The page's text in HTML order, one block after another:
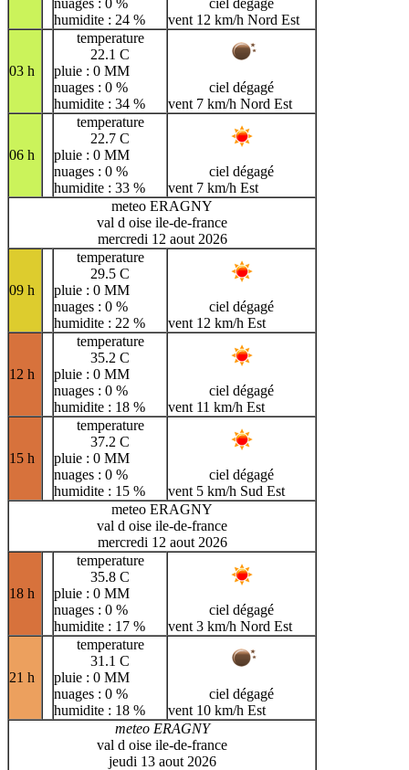
humidite : 24 %
vent 12 km/h Nord Est
03 h
temperature
22.1 C
pluie : 0 MM
nuages : 0 %
humidite : 34 %
ciel dégagé
vent 7 km/h Nord Est
06 h
temperature
22.7 C
pluie : 0 MM
nuages : 0 %
humidite : 33 %
ciel dégagé
vent 7 km/h Est
meteo ERAGNY
val d oise ile-de-france
mercredi 12 aout 2026
09 h
temperature
29.5 C
pluie : 0 MM
nuages : 0 %
humidite : 22 %
ciel dégagé
vent 12 km/h Est
12 h
temperature
35.2 C
pluie : 0 MM
nuages : 0 %
humidite : 18 %
ciel dégagé
vent 11 km/h Est
15 h
temperature
37.2 C
pluie : 0 MM
nuages : 0 %
humidite : 15 %
ciel dégagé
vent 5 km/h Sud Est
meteo ERAGNY
val d oise ile-de-france
mercredi 12 aout 2026
18 h
temperature
35.8 C
pluie : 0 MM
nuages : 0 %
humidite : 17 %
ciel dégagé
vent 3 km/h Nord Est
21 h
temperature
31.1 C
pluie : 0 MM
nuages : 0 %
humidite : 18 %
ciel dégagé
vent 10 km/h Est
meteo ERAGNY
val d oise ile-de-france
jeudi 13 aout 2026